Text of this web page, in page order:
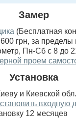
Замер
(Бесплатная
грн, за пределы
Пн-Сб с 8 до
проем
Установка
и Киевской
входную
12 месяцев